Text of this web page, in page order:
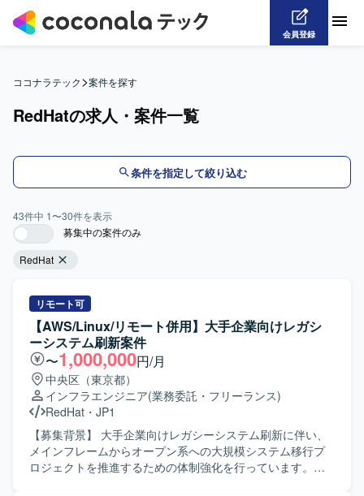
会員登録
ココナラテック>案件を探す
RedHatの求人・案件一覧
条件を指定して絞り込む
43件中 1〜30件を表示
募集中の案件のみ
RedHat
リモート可
【AWS/Linux/リモート併用】大手企業向けレガシ
ーシステム刷新案件
〜1,000,000円/月
中央区（東京都）
インフラエンジニア(業務委託・フリーランス)
RedHat ・ JP1
【募集背景】 大手企業向けレガシーシステム刷新に伴い、
メインフレームからオープン系への大規模システム移行プ
ロジェクトを推進するための体制強化を行っています。